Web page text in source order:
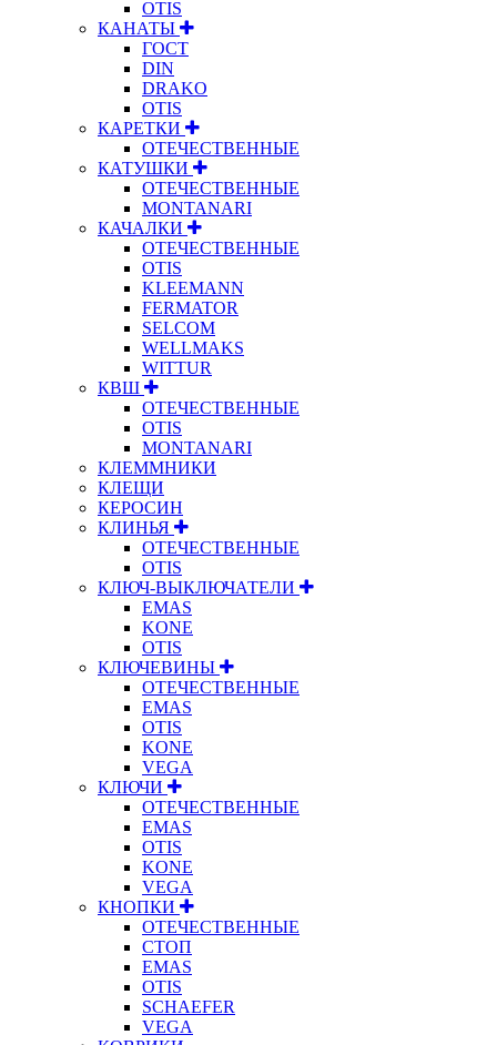
OTIS
КАНАТЫ
ГОСТ
DIN
DRAKO
OTIS
КАРЕТКИ
ОТЕЧЕСТВЕННЫЕ
КАТУШКИ
ОТЕЧЕСТВЕННЫЕ
MONTANARI
КАЧАЛКИ
ОТЕЧЕСТВЕННЫЕ
OTIS
KLEEMANN
FERMATOR
SELCOM
WELLMAKS
WITTUR
КВШ
ОТЕЧЕСТВЕННЫЕ
OTIS
MONTANARI
КЛЕММНИКИ
КЛЕЩИ
КЕРОСИН
КЛИНЬЯ
ОТЕЧЕСТВЕННЫЕ
OTIS
КЛЮЧ-ВЫКЛЮЧАТЕЛИ
EMAS
KONE
OTIS
КЛЮЧЕВИНЫ
ОТЕЧЕСТВЕННЫЕ
EMAS
OTIS
KONE
VEGA
КЛЮЧИ
ОТЕЧЕСТВЕННЫЕ
EMAS
OTIS
KONE
VEGA
КНОПКИ
ОТЕЧЕСТВЕННЫЕ
СТОП
EMAS
OTIS
SCHAEFER
VEGA